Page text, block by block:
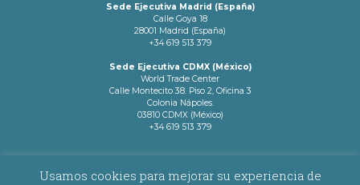
Sede Ejecutiva Madrid (España)
Calle Goya 18
28001 Madrid (España)
+34 619 513 379
Sede Ejecutiva CDMX (México)
World Trade Center
Calle Montecito 38. Piso 2, Oficina 3
Colonia Nápoles.
03810 CDMX (México)
+34 619 513 379
Usamos cookies para mejorar su experiencia de